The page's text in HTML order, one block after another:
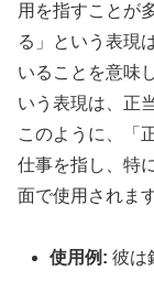
用を指すことが
る」という表現
いることを意味
いう表現は、正
このように、「
仕事を指し、特
面で使用されます
使用例: 彼は